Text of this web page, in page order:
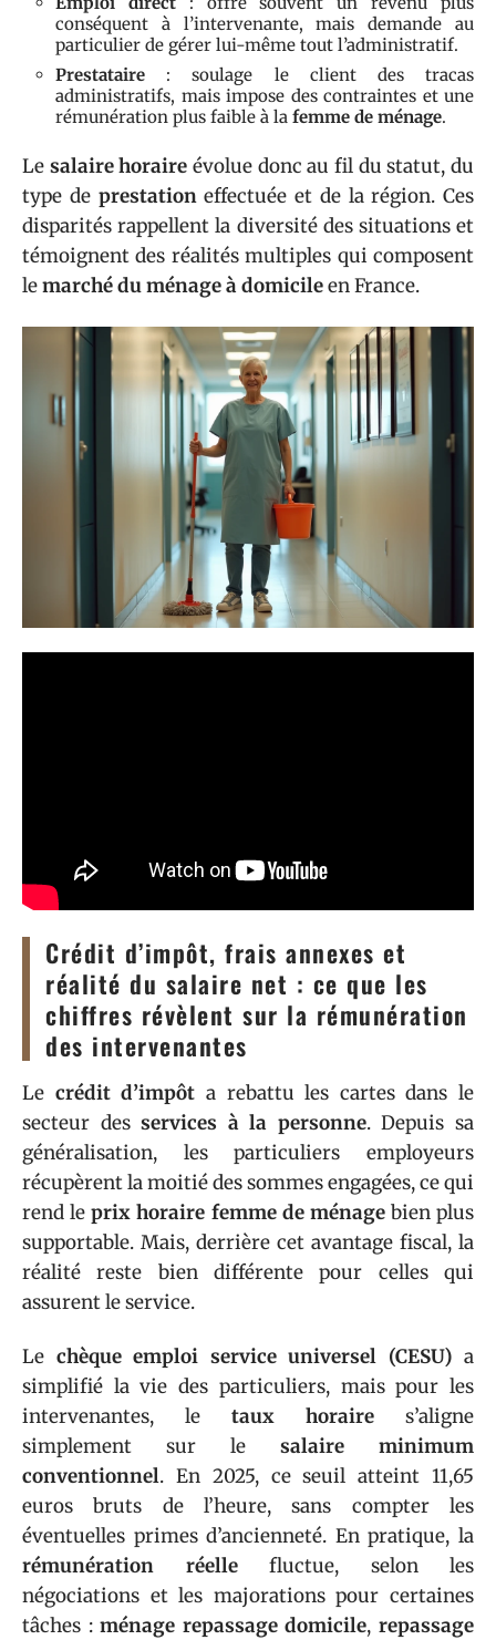
conséquent à l’intervenante, mais demande au
particulier de gérer lui-même tout l’administratif.
Prestataire : soulage le client des tracas
administratifs, mais impose des contraintes et une
rémunération plus faible à la femme de ménage.
Le salaire horaire évolue donc au fil du statut, du
type de prestationeffectuée et de la région. Ces
disparités rappellent la diversité des situations et
témoignent des réalités multiples qui composent
lemarché du ménage à domicileen France.
Crédit d’impôt, frais annexes et
réalité du salaire net : ce que les
chiffres révèlent sur la rémunération
des intervenantes
Le crédit d’impôt a rebattu les cartes dans le
secteur desservices à la personne. Depuis sa
généralisation, les particuliers employeurs
récupèrent la moitié des sommes engagées, ce qui
rend leprix horaire femme de ménagebien plus
supportable. Mais, derrière cet avantage fiscal, la
réalité reste bien différente pour celles qui
assurent le service.
Le chèque emploi service universel (CESU) a
simplifié la vie des particuliers, mais pour les
intervenantes, le taux horaire s’aligne
simplement sur le salaire minimum
conventionnel. En 2025, ce seuil atteint 11,65
euros bruts de l’heure, sans compter les
éventuelles primes d’ancienneté. En pratique, la
rémunération réellefluctue, selon les
négociations et les majorations pour certaines
tâches :ménage repassage domicile,repassage